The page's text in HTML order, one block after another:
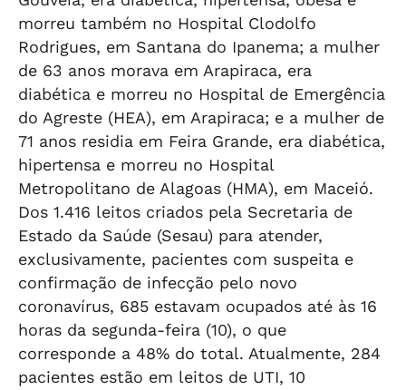
morreu também no Hospital Clodolfo
Rodrigues, em Santana do Ipanema; a mulher
de 63 anos morava em Arapiraca, era
diabética e morreu no Hospital de Emergência
do Agreste (HEA), em Arapiraca; e a mulher de
71 anos residia em Feira Grande, era diabética,
hipertensa e morreu no Hospital
Metropolitano de Alagoas (HMA), em Maceió.
Dos 1.416 leitos criados pela Secretaria de
Estado da Saúde (Sesau) para atender,
exclusivamente, pacientes com suspeita e
confirmação de infecção pelo novo
coronavírus, 685 estavam ocupados até às 16
horas da segunda-feira (10), o que
corresponde a 48% do total. Atualmente, 284
pacientes estão em leitos de UTI, 10